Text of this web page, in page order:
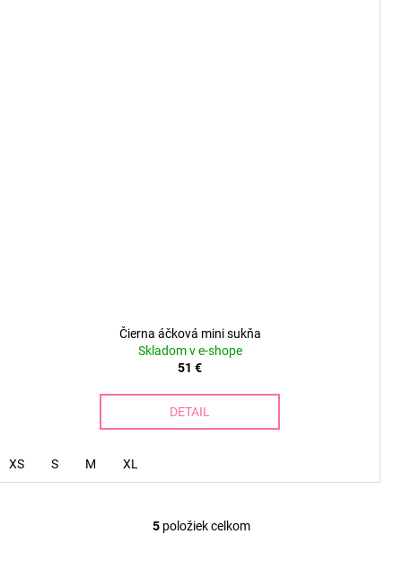
Čierna áčková mini sukňa
Skladom v e-shope
51 €
DETAIL
XS S M XL
O
5položiek celkom